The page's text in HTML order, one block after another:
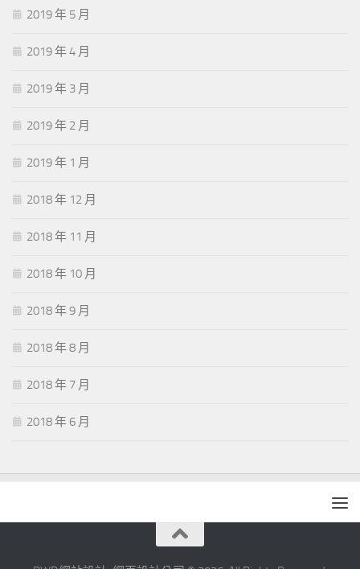
2019 年 5 月
2019 年 4 月
2019 年 3 月
2019 年 2 月
2019 年 1 月
2018 年 12 月
2018 年 11 月
2018 年 10 月
2018 年 9 月
2018 年 8 月
2018 年 7 月
2018 年 6 月